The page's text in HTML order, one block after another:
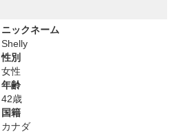
ニックネーム
Shelly
性別
女性
年齢
42歳
国籍
カナダ